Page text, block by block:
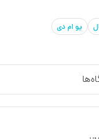
یو ام دی